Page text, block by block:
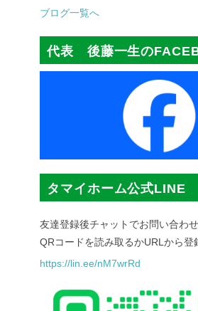
ブログ一覧へ
代表 後藤一生の
タマイホーム公式LINE
友達登録後チャットでお問い合わ
QRコードを読み取るかURLから登
https://lin.ee/nM7wrRd